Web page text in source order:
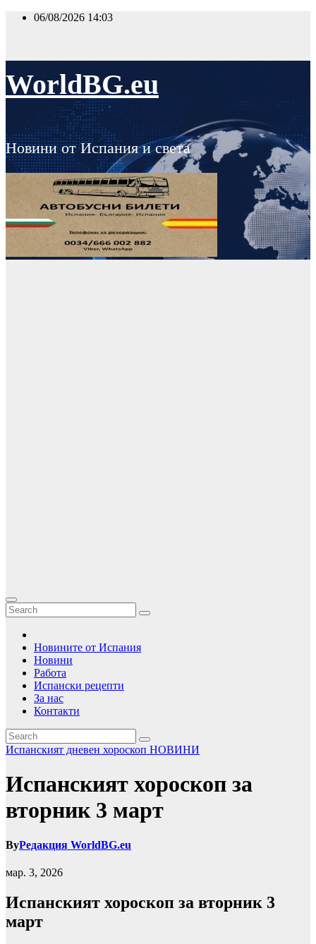
Skip
06/08/2026 14:03
WorldBG.eu
Новини от Испания и света
Новините от Испания
Новини
Работа
Испански рецепти
За нас
Контакти
Испанският дневен хороскоп НОВИНИ
Испанският хороскоп за
вторник 3 март
ByРедакция WorldBG.eu
мар. 3, 2026
Испанският хороскоп за вторник 3
март